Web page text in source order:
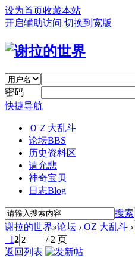
设为首页收藏本站
开启辅助访问 切换到宽版
密码
快捷导航
ＯＺ大乱斗
论坛BBS
历史资料区
请允悲
神奇宝贝
日志Blog
搜索
谢拉的世界»论坛 › OZ 大乱斗 ›
12
/ 2 页
返回列表